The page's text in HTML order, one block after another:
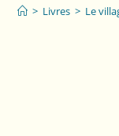
> Livres > Le